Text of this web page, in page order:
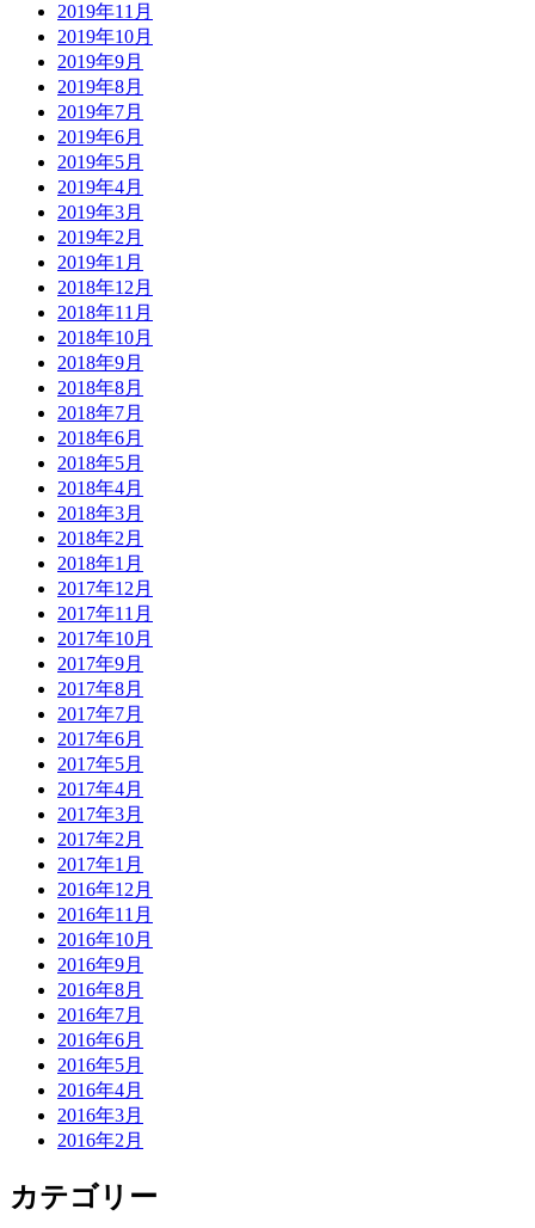
2019年11月
2019年10月
2019年9月
2019年8月
2019年7月
2019年6月
2019年5月
2019年4月
2019年3月
2019年2月
2019年1月
2018年12月
2018年11月
2018年10月
2018年9月
2018年8月
2018年7月
2018年6月
2018年5月
2018年4月
2018年3月
2018年2月
2018年1月
2017年12月
2017年11月
2017年10月
2017年9月
2017年8月
2017年7月
2017年6月
2017年5月
2017年4月
2017年3月
2017年2月
2017年1月
2016年12月
2016年11月
2016年10月
2016年9月
2016年8月
2016年7月
2016年6月
2016年5月
2016年4月
2016年3月
2016年2月
カテゴリー